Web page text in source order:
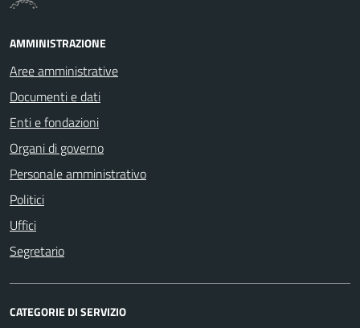
AMMINISTRAZIONE
Aree amministrative
Documenti e dati
Enti e fondazioni
Organi di governo
Personale amministrativo
Politici
Uffici
Segretario
CATEGORIE DI SERVIZIO